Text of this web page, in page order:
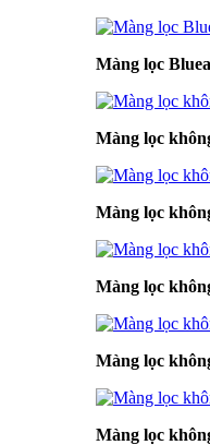
Màng lọc
Màng lọc
Màng lọc
Màng lọc
Màng lọc
Màng lọc